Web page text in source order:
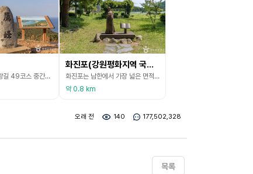
걷기 좋은 해파랑길 49코스 중간쯤에 위치한 곳이다. 주변 경관이 수려해 과거 유명인사들의 별장으로 이용한 자취가 근대문화유산으로 남아 있는 화진포의 동쪽 봉우리이다. 옛날부터 화진포 호수 동쪽에 위치한 높은 산이 마치 매가 앉은 형상과 같다고 하여 매 응(鷹)자를 써서 부른다. 높이는 286m이다. 화진포 호수의 북호와 남호, 화진포해수욕장이 한눈에 들어오는 아름다운 풍경을 감상할 수 있다. 인근에는 화진포호수와 해수욕장, 김일성 별장, 이승만 별장,
화진포(강원평화지역 국가지질공원)
화진포는 남한에서 가장 넓은 면적의 석호로 화진포 해변부근의 사취(沙嘴, spit : 파랑과 연안류의 작용으로 만의 입구에 형성되는 새부리 모양의 모래톱) 발달로 인하여 만의 입구가 막히면서 형성되었다. 석호는 후빙기(後氷期, post-glacial age)해수면 상승으로 해안이 침수되어 만이 형성되고, 그 입구가 사주(沙柱, sand bar : 파랑과 연안류의 작용으로 해안에 연이어 형성된 모래더미)나 사취로 가로막혀서 발달하게 된 지형이다. 이는 기
약 0.8 km
오래 전 140 177,502,328
목록